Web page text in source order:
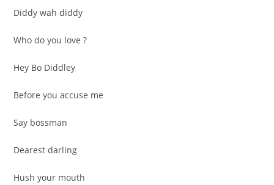
Diddy wah diddy
Who do you love ?
Hey Bo Diddley
Before you accuse me
Say bossman
Dearest darling
Hush your mouth